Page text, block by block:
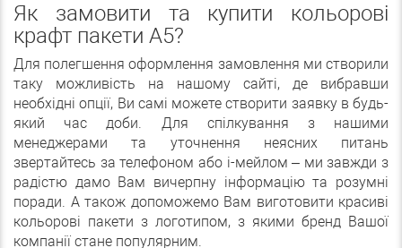
Як замовити та купити кольорові
крафт пакети А5?
Для полегшення оформлення замовлення ми створили
таку можливість на нашому сайті, де вибравши
необхідні опції, Ви самі можете створити заявку в будь-
який час доби. Для спілкування з нашими
менеджерами та уточнення неясних питань
звертайтесь за телефоном або і-мейлом – ми завжди з
радістю дамо Вам вичерпну інформацію та розумні
поради. А також допоможемо Вам виготовити красиві
кольорові пакети з логотипом, з якими бренд Вашої
компанії стане популярним.